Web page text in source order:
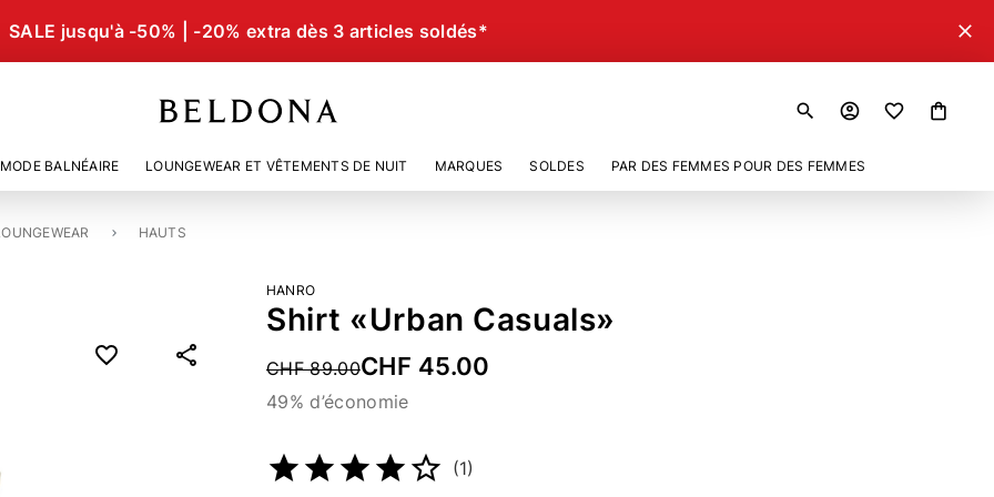
SALE jusqu'à -50% | -20% extra dès 3 articles soldés* close
search account_circle shopping_bag
MODE BALNÉAIRE LOUNGEWEAR ET VÊTEMENTS DE NUIT MARQUES SOLDES PAR DES FEMMES POUR DES FEMMES
HAUTS
HANRO
Shirt «Urban Casuals»
Price reduced from
CHF 89.00CHF 45.00
49% d’économie
(1)